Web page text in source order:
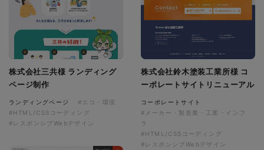
株式会社三共様 ランディング
ページ制作
ランディングページ
#エコ・環境
#HTML/CSSコーディング
#レスポンシブWebデザイン
株式会社鈴木塗装工業所様 コ
ーポレートサイトリニューアル
コーポレートサイト
#メーカー・製造業・工業・インフ
ラ
#HTML/CSSコーディング
#レスポンシブWebデザイン